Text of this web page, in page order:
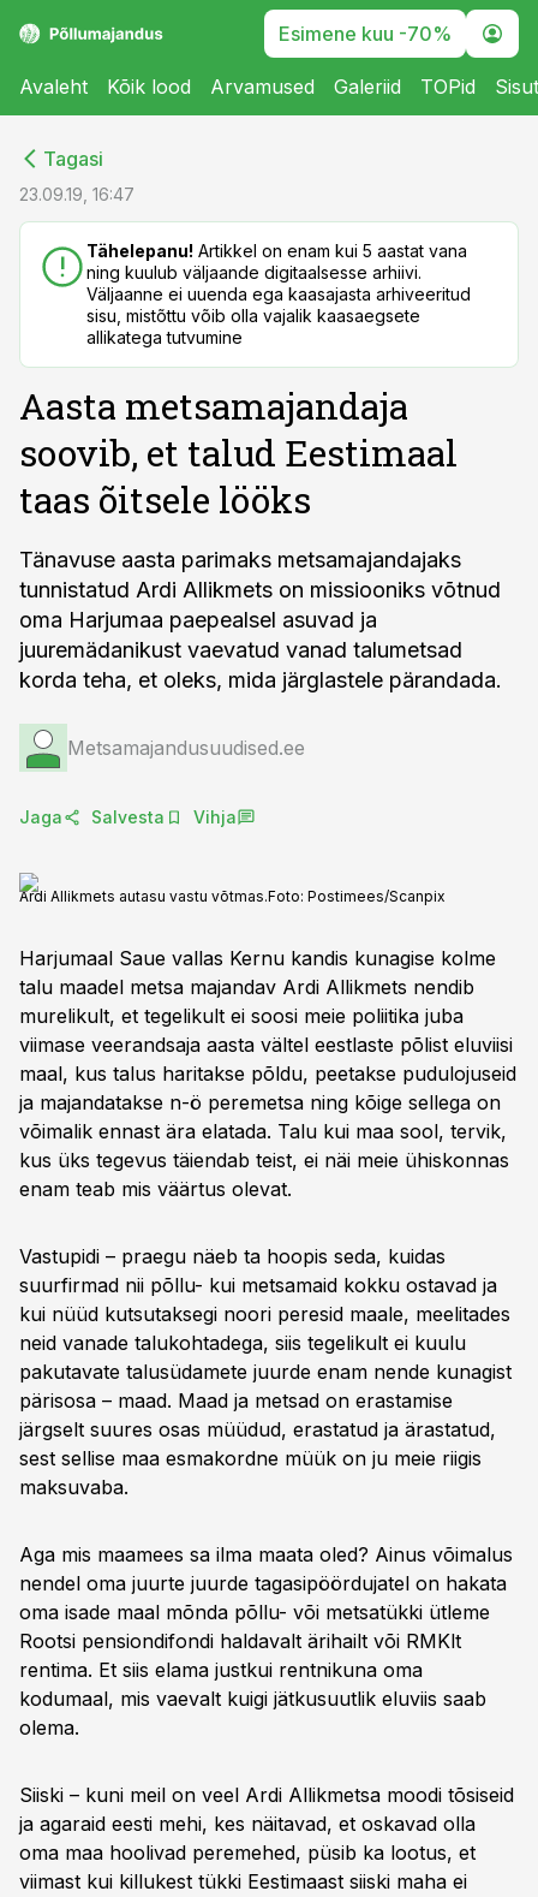
Esimene kuu -70%
Avaleht Kõik lood Arvamused Galeriid TOPid
Tagasi
23.09.19, 16:47
Tähelepanu! Artikkel on enam kui 5 aastat vana
ning kuulub väljaande digitaalsesse arhiivi.
Väljaanne ei uuenda ega kaasajasta arhiveeritud
sisu, mistõttu võib olla vajalik kaasaegsete
allikatega tutvumine
Aasta metsamajandaja
soovib, et talud Eestimaal
taas õitsele lööks
Tänavuse aasta parimaks metsamajandajaks
tunnistatud Ardi Allikmets on missiooniks võtnud
oma Harjumaa paepealsel asuvad ja
juuremädanikust vaevatud vanad talumetsad
korda teha, et oleks, mida järglastele pärandada.
Metsamajandusuudised.ee
Jaga Salvesta Vihja
Ardi Allikmets autasu vastu võtmas.Foto: Postimees/Scanpix
Harjumaal Saue vallas Kernu kandis kunagise kolme
talu maadel metsa majandav Ardi Allikmets nendib
murelikult, et tegelikult ei soosi meie poliitika juba
viimase veerandsaja aasta vältel eestlaste põlist eluviisi
maal, kus talus haritakse põldu, peetakse pudulojuseid
ja majandatakse n-ö peremetsa ning kõige sellega on
võimalik ennast ära elatada. Talu kui maa sool, tervik,
kus üks tegevus täiendab teist, ei näi meie ühiskonnas
enam teab mis väärtus olevat.
Vastupidi – praegu näeb ta hoopis seda, kuidas
suurfirmad nii põllu- kui metsamaid kokku ostavad ja
kui nüüd kutsutaksegi noori peresid maale, meelitades
neid vanade talukohtadega, siis tegelikult ei kuulu
pakutavate talusüdamete juurde enam nende kunagist
pärisosa – maad. Maad ja metsad on erastamise
järgselt suures osas müüdud, erastatud ja ärastatud,
sest sellise maa esmakordne müük on ju meie riigis
maksuvaba.
Aga mis maamees sa ilma maata oled? Ainus võimalus
nendel oma juurte juurde tagasipöördujatel on hakata
oma isade maal mõnda põllu- või metsatükki ütleme
Rootsi pensiondifondi haldavalt ärihailt või RMKlt
rentima. Et siis elama justkui rentnikuna oma
kodumaal, mis vaevalt kuigi jätkusuutlik eluviis saab
olema.
Siiski – kuni meil on veel Ardi Allikmetsa moodi tõsiseid
ja agaraid eesti mehi, kes näitavad, et oskavad olla
oma maa hoolivad peremehed, püsib ka lootus, et
viimast kui killukest tükki Eestimaast siiski maha ei